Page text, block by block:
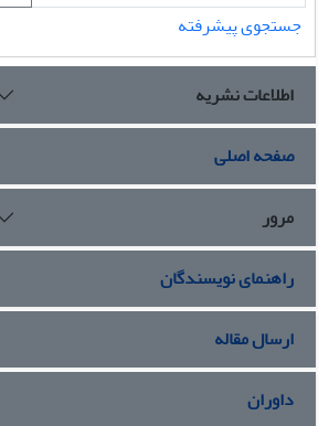
جستجوی پیشرفته
اطلاعات نشریه
صفحه اصلی
مرور
راهنمای نویسندگان
ارسال مقاله
داوران